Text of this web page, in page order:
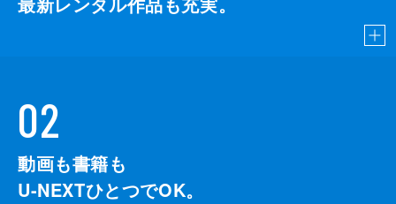
02
動画も書籍も
U-NEXTひとつでOK。